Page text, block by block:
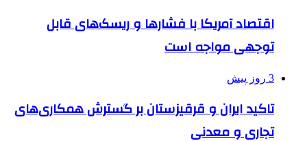
اقتصاد آمریکا با فشارها و ریسک‌های قابل
توجهی مواجه است
3 روز پیش
تاکید ایران و قرقیزستان بر گسترش همکاری‌های
تجاری و معدنی